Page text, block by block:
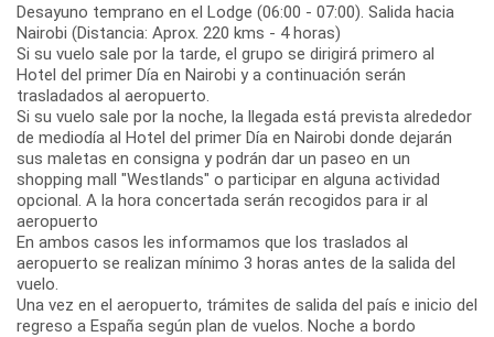
Desayuno temprano en el Lodge (06:00 - 07:00). Salida hacia
Nairobi (Distancia: Aprox. 220 kms - 4 horas)
Si su vuelo sale por la tarde, el grupo se dirigirá primero al
Hotel del primer Día en Nairobi y a continuación serán
trasladados al aeropuerto.
Si su vuelo sale por la noche, la llegada está prevista alrededor
de mediodía al Hotel del primer Día en Nairobi donde dejarán
sus maletas en consigna y podrán dar un paseo en un
shopping mall "Westlands" o participar en alguna actividad
opcional. A la hora concertada serán recogidos para ir al
aeropuerto
En ambos casos les informamos que los traslados al
aeropuerto se realizan mínimo 3 horas antes de la salida del
vuelo.
Una vez en el aeropuerto, trámites de salida del país e inicio del
regreso a España según plan de vuelos. Noche a bordo